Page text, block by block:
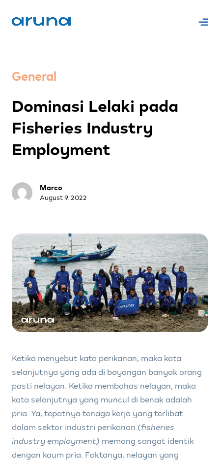
General
Dominasi Lelaki pada
Fisheries Industry
Employment
Marco
August 9, 2022
Ketika menyebut kata perikanan, maka kata
selanjutnya yang ada di bayangan banyak orang
pasti nelayan. Ketika membahas nelayan, maka
kata selanjutnya yang muncul di benak adalah
pria. Ya, tepatnya tenaga kerja yang terlibat
dalam sektor industri perikanan (fisheries
industry employment) memang sangat identik
dengan kaum pria. Faktanya, nelayan yang